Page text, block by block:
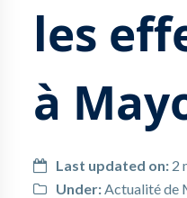
les
à
Last updated on: 2
Under:Actualité de